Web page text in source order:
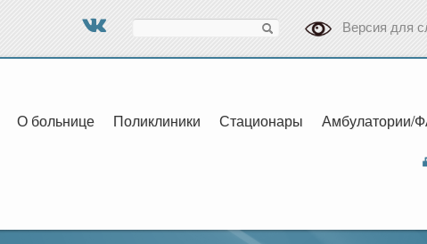
Версия для
О больнице Поликлиники Стационары Амбулатории/